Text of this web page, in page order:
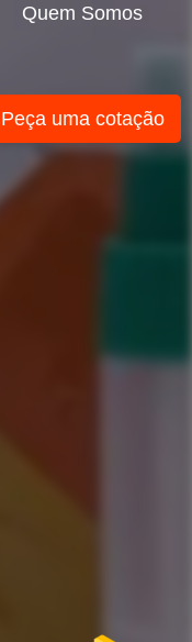
Quem Somos
Peça uma cotação